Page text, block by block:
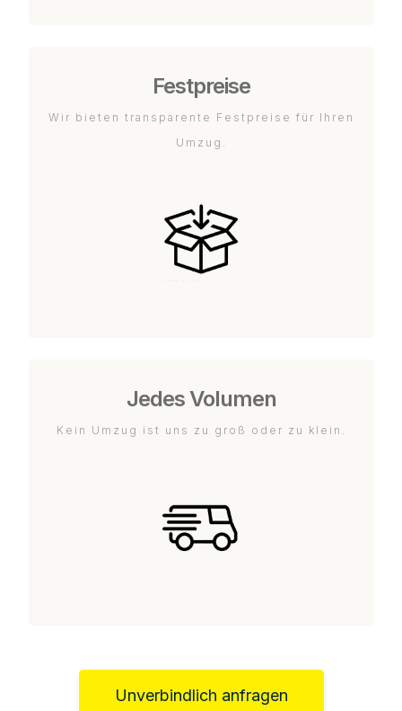
Festpreise
Wir bieten transparente Festpreise für Ihren
Umzug.
Jedes Volumen
Kein Umzug ist uns zu groß oder zu klein.
Unverbindlich anfragen